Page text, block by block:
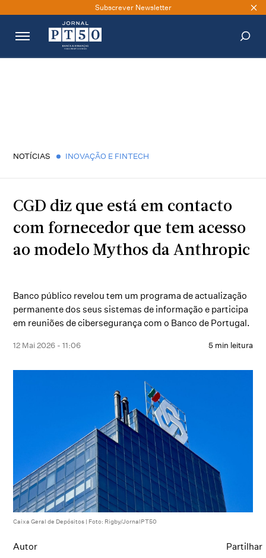
Subscrever Newsletter
NOTÍCIAS INOVAÇÃO E FINTECH
CGD diz que está em contacto
com fornecedor que tem acesso
ao modelo Mythos da Anthropic
Banco público revelou tem um programa de actualização
permanente dos seus sistemas de informação e participa
em reuniões de cibersegurança com o Banco de Portugal.
12 Mai 2026 - 11:06 5 min leitura
Caixa Geral de Depósitos | Foto: Rigby/JornalPT50
Autor Partilhar